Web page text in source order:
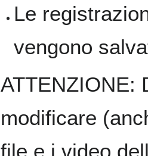
Le
vengono
ATTENZIONE:
modificare
file e i video